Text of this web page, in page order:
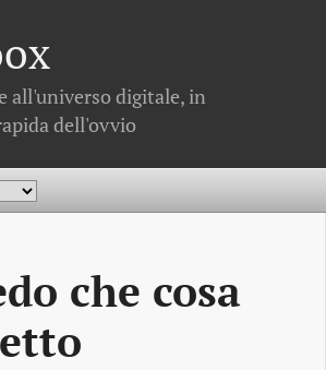
all'universo digitale, in
dell'ovvio
che cosa